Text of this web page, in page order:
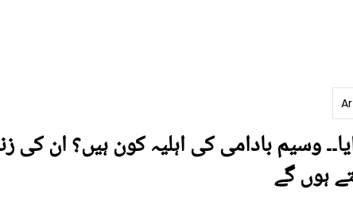
کرایا۔۔ وسیم بادامی کی اہلیہ کون ہیں؟ ان کی
ہوں گے